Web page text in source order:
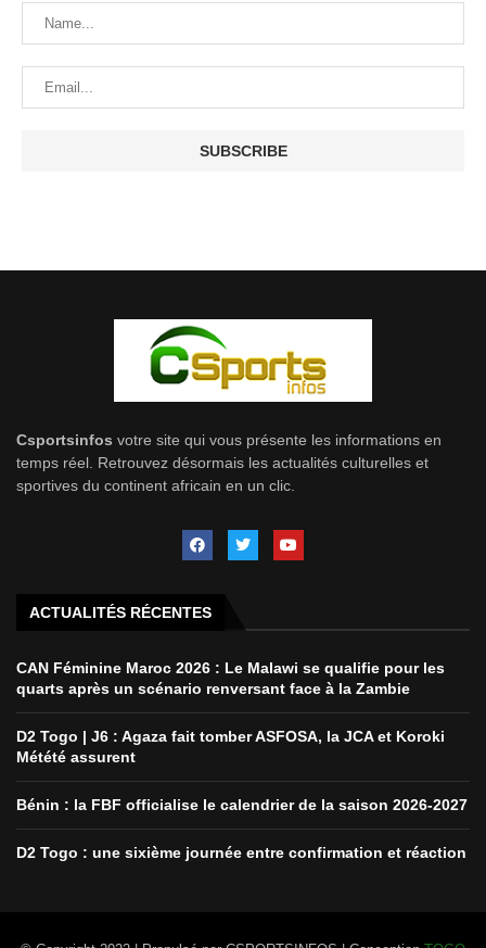
Csportsinfos votre site qui vous présente les informations en
temps réel. Retrouvez désormais les actualités culturelles et
sportives du continent africain en un clic.
ACTUALITÉS RÉCENTES
CAN Féminine Maroc 2026 : Le Malawi se qualifie pour les
quarts après un scénario renversant face à la Zambie
D2 Togo | J6 : Agaza fait tomber ASFOSA, la JCA et Koroki
Métété assurent
Bénin : la FBF officialise le calendrier de la saison 2026-2027
D2 Togo : une sixième journée entre confirmation et réaction